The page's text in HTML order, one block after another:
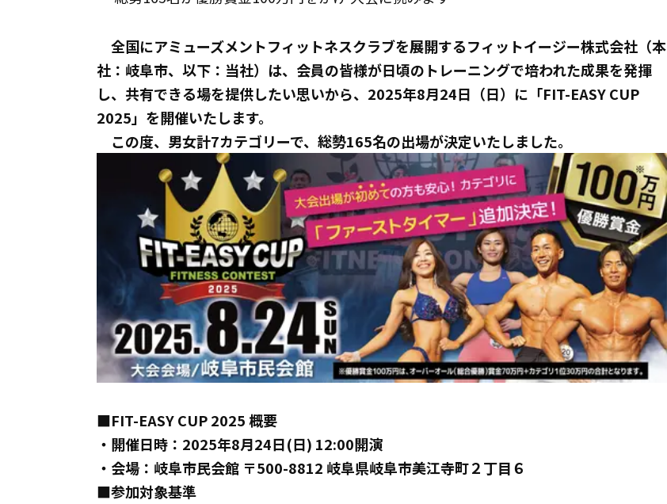
全国にアミューズメントフィットネスクラブを展開するフィットイージー株式会社（本
社：岐阜市、以下：当社）は、会員の皆様が日頃のトレーニングで培われた成果を発揮
し、共有できる場を提供したい思いから、2025年8月24日（日）に「FIT-EASY CUP
2025」を開催いたします。
この度、男女計7カテゴリーで、総勢165名の出場が決定いたしました。
■FIT-EASY CUP 2025 概要
・開催日時：2025年8月24日(日) 12:00開演
・会場：岐阜市民会館 〒500-8812 岐阜県岐阜市美江寺町２丁目６
■参加対象基準